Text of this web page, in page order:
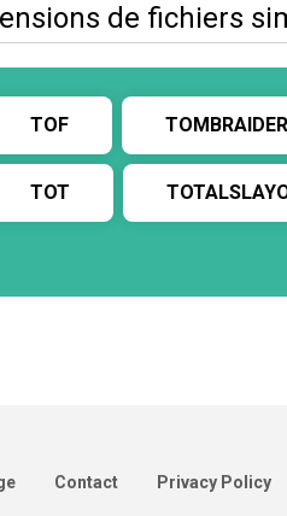
de fichiers
TOF
TOT
Contact Privacy Policy